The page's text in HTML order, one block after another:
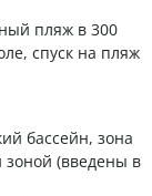
пляж в 300
спуск на пляж
бассейн, зона
зоной (введены в